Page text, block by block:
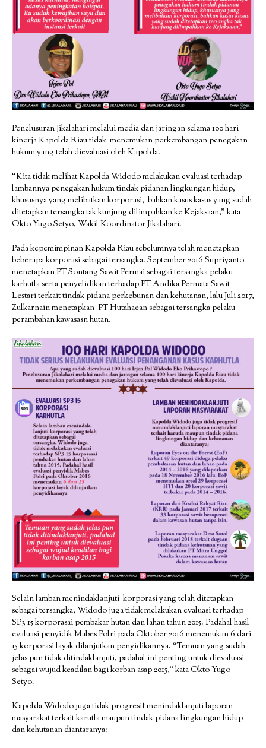
Penelusuran Jikalahari melalui media dan jaringan selama 100 hari
kinerja Kapolda Riau tidak menemukan perkembangan penegakan
hukum yang telah dievaluasi oleh Kapolda.
“Kita tidak melihat Kapolda Widodo melakukan evaluasi terhadap
lambannya penegakan hukum tindak pidanan lingkungan hidup,
khususnya yang melibatkan korporasi, bahkan kasus kasus yang sudah
ditetapkan tersangka tak kunjung dilimpahkan ke Kejaksaan,” kata
Okto Yugo Setyo, Wakil Koordinator Jikalahari.
Pada kepemimpinan Kapolda Riau sebelumnya telah menetapkan
beberapa korporasi sebagai tersangka. September 2016 Supriyanto
menetapkan PT Sontang Sawit Permai sebagai tersangka pelaku
karhutla serta penyelidikan terhadap PT Andika Permata Sawit
Lestari terkait tindak pidana perkebunan dan kehutanan, lalu Juli 2017,
Zulkarnain menetapkan PT Hutahaean sebagai tersangka pelaku
perambahan kawasasn hutan.
Selain lamban menindaklanjuti korporasi yang telah ditetapkan
sebagai tersangka, Widodo juga tidak melakukan evaluasi terhadap
SP3 15 korporasai pembakar hutan dan lahan tahun 2015. Padahal hasil
evaluasi penyidik Mabes Polri pada Oktober 2016 menemukan 6 dari
15 korporasi layak dilanjutkan penyidikannya. “Temuan yang sudah
jelas pun tidak ditindaklanjuti, padahal ini penting untuk dievaluasi
sebagai wujud keadilan bagi korban asap 2015,” kata Okto Yugo
Setyo.
Kapolda Widodo juga tidak progresif menindaklanjuti laporan
masyarakat terkait karutla maupun tindak pidana lingkungan hidup
dan kehutanan diantaranya: